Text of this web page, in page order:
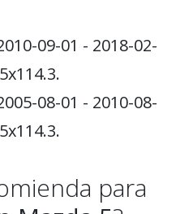
09-01 - 2018-02-
08-01 - 2010-08-
para